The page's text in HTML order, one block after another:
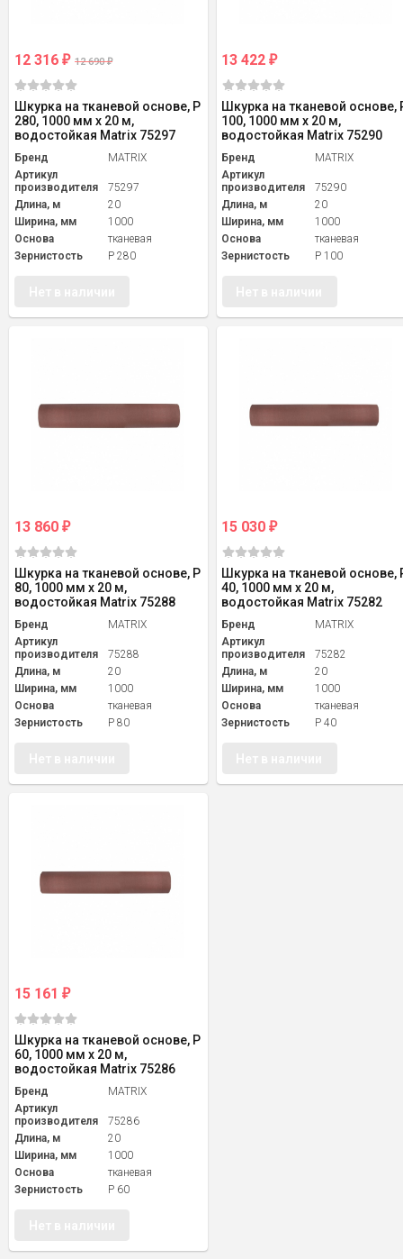
12 316 ₽ 12 690₽
Шкурка на тканевой основе, P
280, 1000 мм х 20 м,
водостойкая Matrix 75297
Бренд
MATRIX
Артикул
производителя
75297
Длина, м
20
Ширина, мм
1000
Основа
тканевая
Зернистость
P 280
13 422₽
Шкурка на тканевой основе,
100, 1000 мм х 20 м,
водостойкая Matrix 75290
Бренд
MATRIX
Артикул
производителя
75290
Длина, м
20
Ширина, мм
1000
Основа
тканевая
Зернистость
P 100
13 860 ₽
Шкурка на тканевой основе, P
80, 1000 мм х 20 м,
водостойкая Matrix 75288
Бренд
MATRIX
Артикул
производителя
75288
Длина, м
20
Ширина, мм
1000
Основа
тканевая
Зернистость
P 80
15 030₽
Шкурка на тканевой основе,
40, 1000 мм х 20 м,
водостойкая Matrix 75282
Бренд
MATRIX
Артикул
производителя
75282
Длина, м
20
Ширина, мм
1000
Основа
тканевая
Зернистость
P 40
15 161 ₽
Шкурка на тканевой основе, P
60, 1000 мм х 20 м,
водостойкая Matrix 75286
Бренд
MATRIX
Артикул
производителя
75286
Длина, м
20
Ширина, мм
1000
Основа
тканевая
Зернистость
P 60